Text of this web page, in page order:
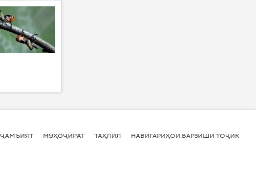
ҶАМЪИЯТ МУҲОҶИРАТ ТАҲЛИЛ НАВИГАРИҲОИ ВАРЗИШИ